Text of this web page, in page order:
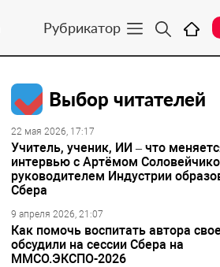
Рубрикатор
Выбор читателей
22 мая 2026, 17:17
Учитель, ученик, ИИ – что
интервью с Артёмом
руководителем Индустрии
Сбера
9 апреля 2026, 21:07
Как помочь воспитать автора
обсудили на сессии Сбера на
ММСО.ЭКСПО-2026